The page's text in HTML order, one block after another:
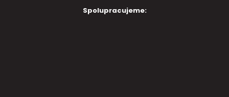
Spolupracujeme: